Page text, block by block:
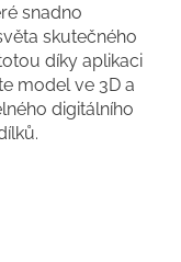
snadno
skutečného
díky aplikaci
model ve 3D a
digitálního